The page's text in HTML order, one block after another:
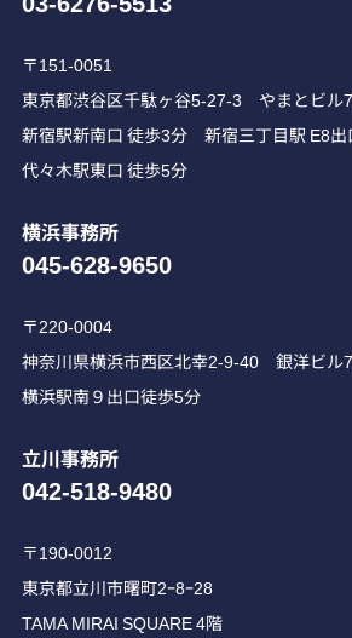
〒151-0051
東京都渋谷区千駄ヶ谷5-27-3 やまとビル
新宿駅新南口 徒歩3分 新宿三丁目駅 E8出
代々木駅東口 徒歩5分
横浜事務所
045-628-9650
〒220-0004
神奈川県横浜市西区北幸2-9-40 銀洋ビル
横浜駅南９出口徒歩5分
立川事務所
042-518-9480
〒190-0012
東京都立川市曙町2ｰ8ｰ28
TAMA MIRAI SQUARE 4階